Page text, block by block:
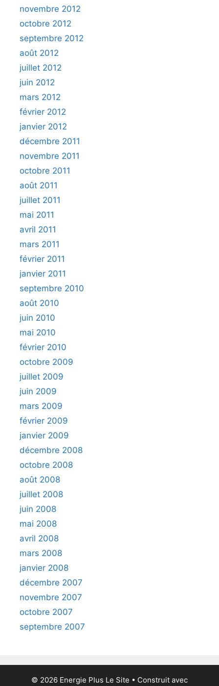
novembre 2012
octobre 2012
septembre 2012
août 2012
juillet 2012
juin 2012
mars 2012
février 2012
janvier 2012
décembre 2011
novembre 2011
octobre 2011
août 2011
juillet 2011
mai 2011
avril 2011
mars 2011
février 2011
janvier 2011
septembre 2010
août 2010
juin 2010
mai 2010
février 2010
octobre 2009
juillet 2009
juin 2009
mars 2009
février 2009
janvier 2009
décembre 2008
octobre 2008
août 2008
juillet 2008
juin 2008
mai 2008
avril 2008
mars 2008
janvier 2008
décembre 2007
novembre 2007
octobre 2007
septembre 2007
© 2026 Energie Plus Le Site • Construit avec